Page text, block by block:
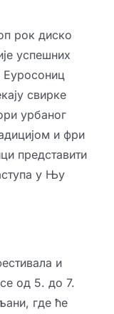
рок диско
успешних
Еуросониц
свирке
урбаног
и фри
представити
у Њу
и
од 5. до 7.
где ће